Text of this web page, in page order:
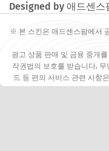
Designed by 애드센스
※ 본 스킨은 애드센스팜에서
광고 상품 판매 및 금융 중개
작권법의 보호를 받습니다. 무
드 등 편의 서비스 관련 사항